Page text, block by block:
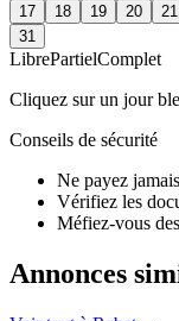
17
18 19 20 21
31
LibrePartielComplet
Cliquez sur un jour
Conseils de sécurité
Ne payez
Vérifiez les
Méfiez-vous
Annonces